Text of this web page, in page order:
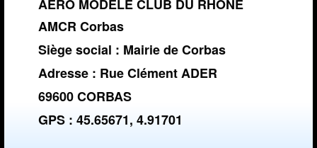
AERO MODELE CLUB DU RHONE
AMCR Corbas
Siège social : Mairie de Corbas
Adresse : Rue Clément ADER
69600 CORBAS
GPS : 45.65671, 4.91701